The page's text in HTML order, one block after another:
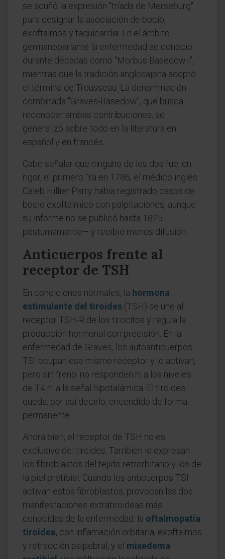
se acuñó la expresión "tríada de Merseburg"
para designar la asociación de bocio,
exoftalmos y taquicardia. En el ámbito
germanoparlante la enfermedad se conoció
durante décadas como "Morbus Basedowii",
mientras que la tradición anglosajona adoptó
el término de Trousseau. La denominación
combinada "Graves-Basedow", que busca
reconocer ambas contribuciones, se
generalizó sobre todo en la literatura en
español y en francés.
Cabe señalar que ninguno de los dos fue, en
rigor, el primero. Ya en 1786, el médico inglés
Caleb Hillier Parry había registrado casos de
bocio exoftálmico con palpitaciones, aunque
su informe no se publicó hasta 1825 —
póstumamente— y recibió menos difusión.
Anticuerpos frente al
receptor de TSH
En condiciones normales, la hormona
estimulante del tiroides (TSH) se une al
receptor TSH-R de los tirocitos y regula la
producción hormonal con precisión. En la
enfermedad de Graves, los autoanticuerpos
TSI ocupan ese mismo receptor y lo activan,
pero sin freno: no responden ni a los niveles
de T4 ni a la señal hipotalámica. El tiroides
queda, por así decirlo, encendido de forma
permanente.
Ahora bien, el receptor de TSH no es
exclusivo del tiroides. También lo expresan
los fibroblastos del tejido retrorbitario y los de
la piel pretibial. Cuando los anticuerpos TSI
activan estos fibroblastos, provocan las dos
manifestaciones extratiroideas más
conocidas de la enfermedad: la oftalmopatía
tiroidea, con inflamación orbitaria, exoftalmos
y retracción palpebral, y el mixedema